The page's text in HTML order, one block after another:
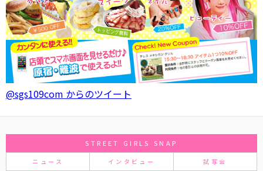
@sgs109com からのツイート
STREET GIRLS SNAP
ニュース インタビュー 試写会